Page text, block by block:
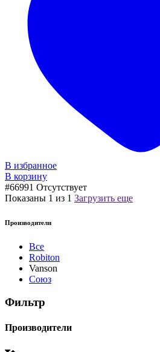
В избранное
В корзину
#66991 Отсутствует
Показаны 1 из 1 Загрузить еще
Производители
Все
Robiton
Vanson
Союз
Фильтр
Производители